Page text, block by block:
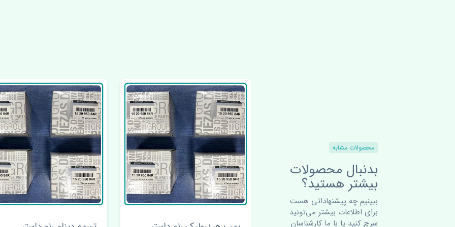
محصولات مشابه
بدنبال محصولات
بیشتر هستید؟
ببینیم چه پیشنهاداتی هست
برای اطلاعات بیشتر می‌تونید
سرچ کنید یا با ما کارشناسان